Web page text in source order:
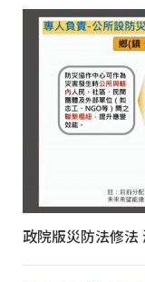
政院版災防法修法